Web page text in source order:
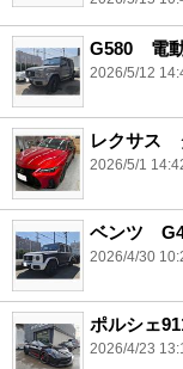
G580 電動
2026/5/12
レクサス
2026/5/1
ベンツ
2026/4/30
ポルシェ
2026/4/23